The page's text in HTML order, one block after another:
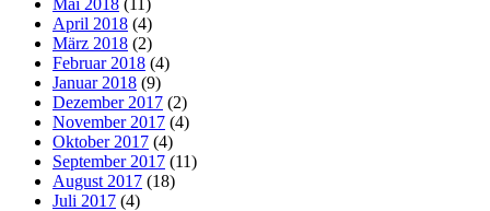
Mai 2018 (11)
April 2018 (4)
März 2018 (2)
Februar 2018 (4)
Januar 2018 (9)
Dezember 2017 (2)
November 2017 (4)
Oktober 2017 (4)
September 2017 (11)
August 2017 (18)
Juli 2017 (4)